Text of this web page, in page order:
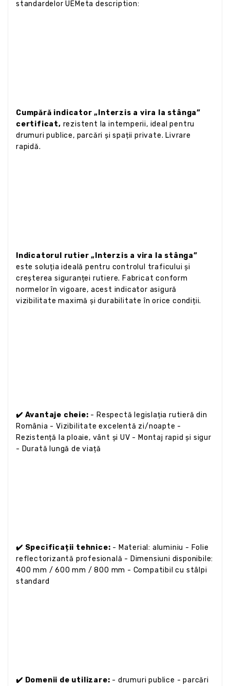
standardelor UEMeta description:
Cumpără indicator „Interzis a vira la stânga”
certificat, rezistent la intemperii, ideal pentru
drumuri publice, parcări și spații private. Livrare
rapidă.
Indicatorul rutier „Interzis a vira la stânga”
este soluția ideală pentru controlul traficului și
creșterea siguranței rutiere. Fabricat conform
normelor în vigoare, acest indicator asigură
vizibilitate maximă și durabilitate în orice condiții.
✔️ Avantaje cheie: - Respectă legislația rutieră din
România - Vizibilitate excelentă zi/noapte -
Rezistență la ploaie, vânt și UV - Montaj rapid și sigur
- Durată lungă de viață
✔️ Specificații tehnice: - Material: aluminiu - Folie
reflectorizantă profesională - Dimensiuni disponibile:
400 mm / 600 mm / 800 mm - Compatibil cu stâlpi
standard
✔️ Domenii de utilizare: - drumuri publice - parcări